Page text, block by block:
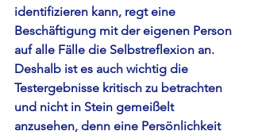
identifizieren kann, regt eine
Beschäftigung mit der eigenen Person
auf alle Fälle die Selbstreflexion an.
Deshalb ist es auch wichtig die
Testergebnisse kritisch zu betrachten
und nicht in Stein gemeißelt
anzusehen, denn eine Persönlichkeit